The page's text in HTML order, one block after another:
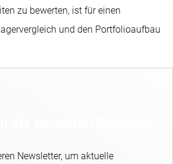
zu bewerten, ist für einen
und den Portfolioaufbau
Newsletter, um aktuelle